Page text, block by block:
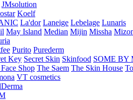
JMsolution
Koelf
La'dor Laneige Lebelage Lunaris
May Island Median Mijin Missha
Purito Purederm
Key Secret Skin Skinfood SOME BY
Shop The Saem The Skin House
VT cosmetics